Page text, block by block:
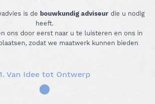
is de bouwkundig adviseur die u nodig
heeft.
ons door eerst naar u te luisteren en ons in
zodat we maatwerk kunnen bieden
Van Idee tot Ontwerp